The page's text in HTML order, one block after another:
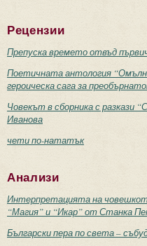
Рецензии
Препуска времето отвъд
Поетичната антология
героическа сага за
Човекът в сборника с разкази
Иванова
чети по-нататък
Анализи
Интерпретацията на
“Магия” и “Икар” от Станка
Български пера по света –